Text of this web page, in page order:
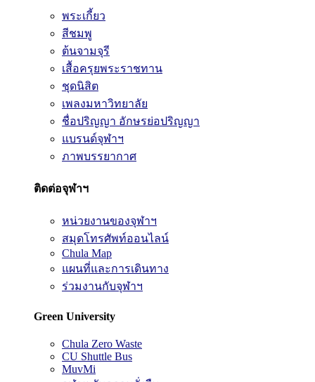
พระเกี้ยว
สีชมพู
ต้นจามจุรี
เสื้อครุยพระราชทาน
ชุดนิสิต
เพลงมหาวิทยาลัย
ชื่อปริญญา อักษรย่อปริญญา
แบรนด์จุฬาฯ
ภาพบรรยากาศ
ติดต่อจุฬาฯ
หน่วยงานของจุฬาฯ
สมุดโทรศัพท์ออนไลน์
Chula Map
แผนที่และการเดินทาง
ร่วมงานกับจุฬาฯ
Green University
Chula Zero Waste
CU Shuttle Bus
MuvMi